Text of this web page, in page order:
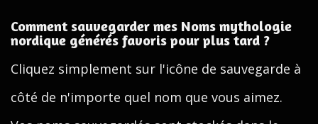
Comment sauvegarder mes Noms mythologie
nordique générés favoris pour plus tard ?
Cliquez simplement sur l'icône de sauvegarde à
côté de n'importe quel nom que vous aimez.